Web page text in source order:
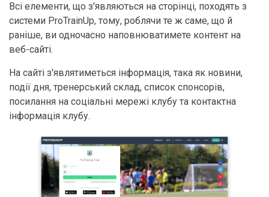
Всі елементи, що з'являються на сторінці, походять з
системи ProTrainUp, тому, роблячи те ж саме, що й
раніше, ви одночасно наповнюватимете контент на
веб-сайті.
На сайті з'являтиметься інформація, така як новини,
події дня, тренерський склад, список спонсорів,
посилання на соціальні мережі клубу та контактна
інформація клубу.